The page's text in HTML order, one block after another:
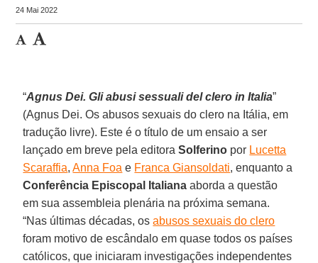
24 Mai 2022
“Agnus Dei. Gli abusi sessuali del clero in Italia”
(Agnus Dei. Os abusos sexuais do clero na Itália, em
tradução livre). Este é o título de um ensaio a ser
lançado em breve pela editoraSolferino por Lucetta
Scaraffia,Anna Foa e Franca Giansoldati, enquanto a
Conferência Episcopal Italiana aborda a questão
em sua assembleia plenária na próxima semana.
“Nas últimas décadas, osabusos sexuais do clero
foram motivo de escândalo em quase todos os países
católicos, que iniciaram investigações independentes